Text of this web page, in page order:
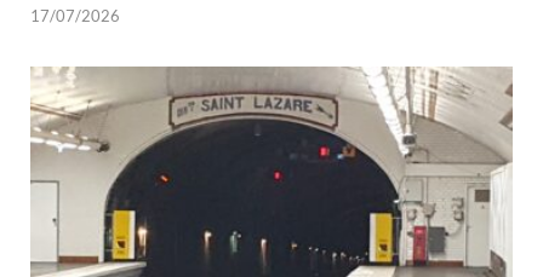
17/07/2026